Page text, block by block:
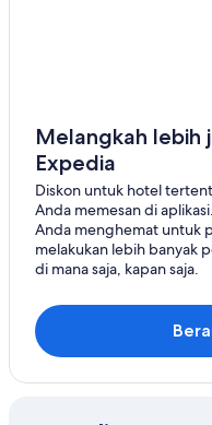
Melangkah lebih
Expedia
Diskon untuk hotel
Anda memesan di
Anda menghemat untuk
melakukan lebih banyak
di mana saja, kapan saja.